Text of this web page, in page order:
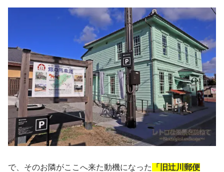
で、そのお隣がここへ来た動機になった
「旧辻川郵便